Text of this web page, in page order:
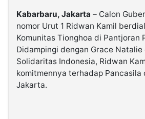
2026
Kabarbaru, Jakarta – Calon
nomor Urut 1 Ridwan Kamil
Komunitas Tionghoa di Pantjoran
Didampingi dengan Grace
Solidaritas Indonesia, Ridwan
komitmennya terhadap Pancasila
Jakarta.